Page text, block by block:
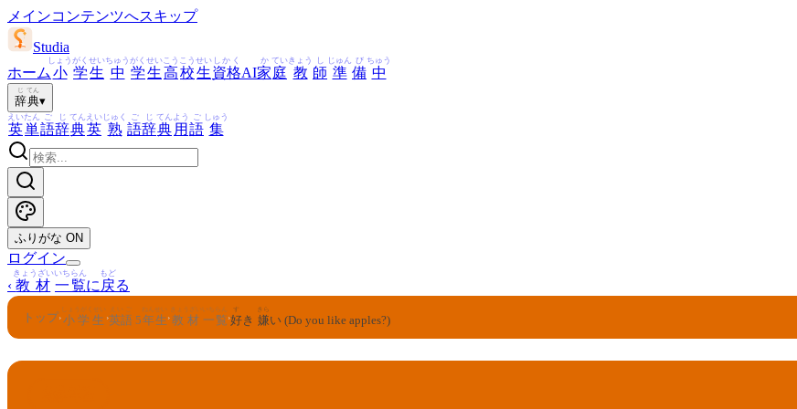
メインコンテンツへスキップ
Studia
ホーム 小
しょう
学
がく
生
せい
中
ちゅう
学
がく
生
せい
高
こう
校
こう
生
せい
資格
しかく
AI家
か
庭
てい
教
きょう
師
し
準
じゅん
備
び
中
ちゅう
辞
じ
典
てん
▾
英
えい
単
たん
語
ご
辞
じ
典
てん
英
えい
熟
じゅく
語
ご
辞
じ
典
てん
用
よう
語
ご
集
しゅう
ふりがな ON
ログイン
‹ 教材
きょうざい
一覧
いちらん
に 戻
もど
る
トップ›小学生
しょうがくせい
›英語
えいご
5年生
ねんせい
› 教材
きょうざい
一覧
いちらん
›好
す
き 嫌
きら
い (Do you like apples?)